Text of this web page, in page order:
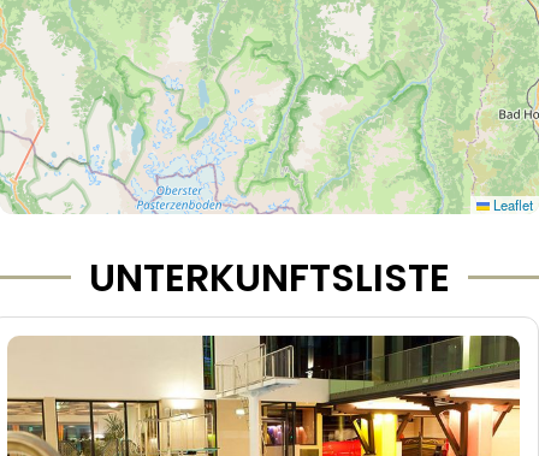
Leaflet
UNTERKUNFTSLISTE